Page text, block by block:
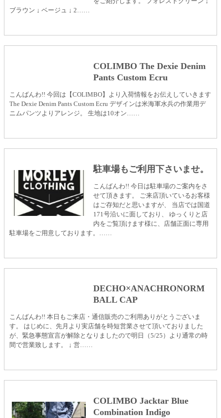
ブラウン ↓ ベージュ ↓ 2……
COLIMBO The Dexie Denim
Pants Custom Ecru
こんばんわ!! 今回は【COLIMBO】より入荷情報をお伝えしていきます
The Dexie Denim Pants Custom Ecru デザインは米海軍水兵の作業用デ
ニムパンツよりアレンジ。 生地は10オン……
駐車場もご利用下さいませ。
こんばんわ!! 今日は駐車場のご案内をさ
せて頂きます。 ご来店頂いているお客様
はご存知だと思いますが、 当店では国道
171号沿いに面しており、 ゆっくりと店
内をご覧頂けます様に、店舗正面に専用
駐車場をご用意しております。……
DECHO×ANACHRONORM
BALL CAP
こんばんわ!! 本日もご来店・通信販売のご利用ありがとうございま
す。 はじめに、先月より 実店舗を時短営業させて頂いておりました
が、緊急事態宣言が解除となりましたので明日（5/25）より通常の時
間で営業致します。 ↓ 営……
COLIMBO Jacktar Blue
Combination Indigo